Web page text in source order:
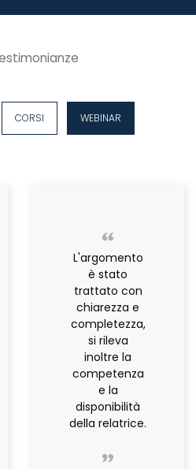
CORSI WEBINAR
L'argomento
è stato
trattato con
chiarezza e
completezza,
si rileva
inoltre la
competenza
e la
disponibilità
della relatrice.